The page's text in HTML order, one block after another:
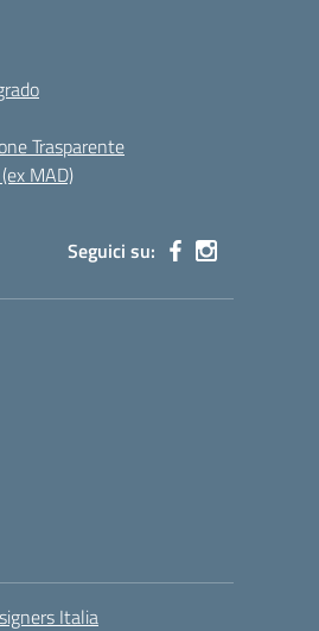
Trasparente
MAD)
Seguici su:
Italia